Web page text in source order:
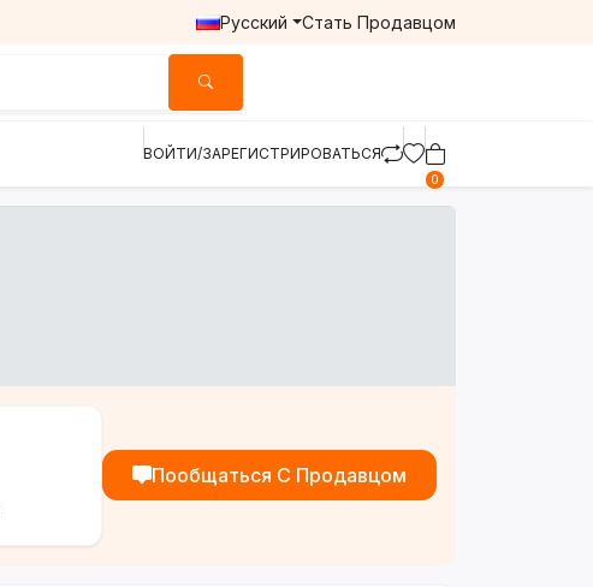
Русский Стать Продавцом
ВОЙТИ/ЗАРЕГИСТРИРОВАТЬСЯ
0
Пообщаться С Продавцом